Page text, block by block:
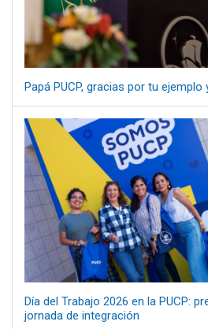
Papá PUCP, gracias por tu ejemplo
Día del Trabajo 2026 en la PUCP:
jornada de integración